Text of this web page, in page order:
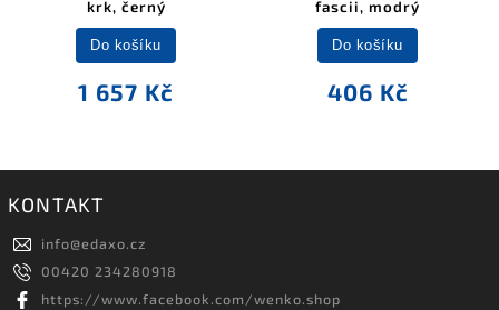
krk, černý
1 657 Kč
Do košíku
fascii, modrý
406 Kč
Do košíku
KONTAKT
info@edaxo.cz
00420 234280918
https://www.facebook.com/wenko.shop